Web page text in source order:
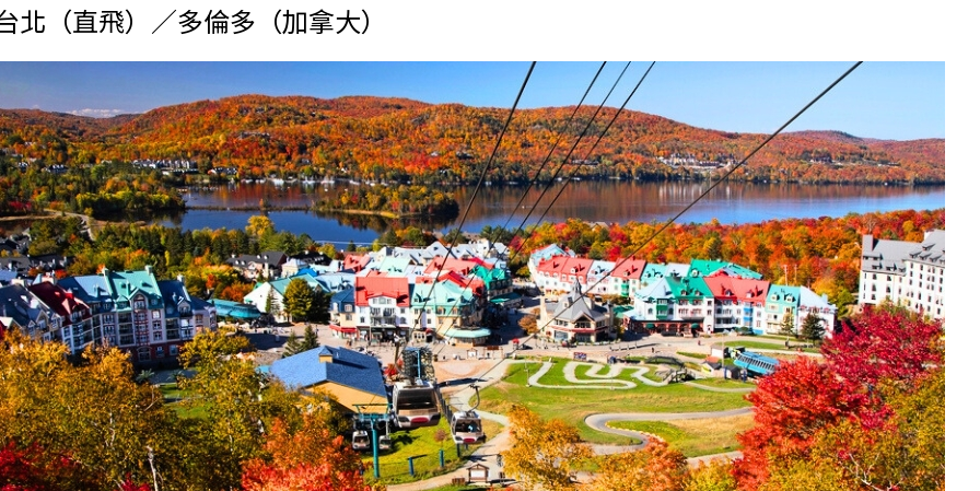
級飛鳥-花火節
航
青藏鐵路
華城
嶽南怡島
富國島
中南亞
中亞５國
印度
斯里蘭卡
不丹‧大吉嶺‧喀什米爾
中東
海灣５國
土耳其
沙烏地阿拉伯
阿曼
卡達
科威特
巴林
澳洲
紐西蘭
大溪地
天空之鏡-玻利維亞
中美５國
祕魯
智利
兩極會
北極 南極
荷美遊輪
阿拉斯加
極光峽灣
巴拿馬運河
銀海遊輪
大洋遊輪
NCL遊輪
北（直飛）／多倫多（加拿大）